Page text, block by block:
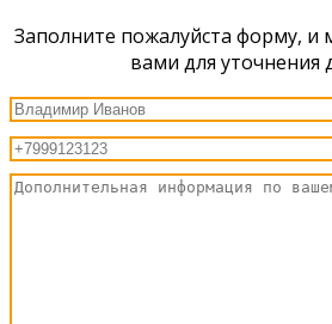
Заполните пожалуйста форму, и
вами для уточнения